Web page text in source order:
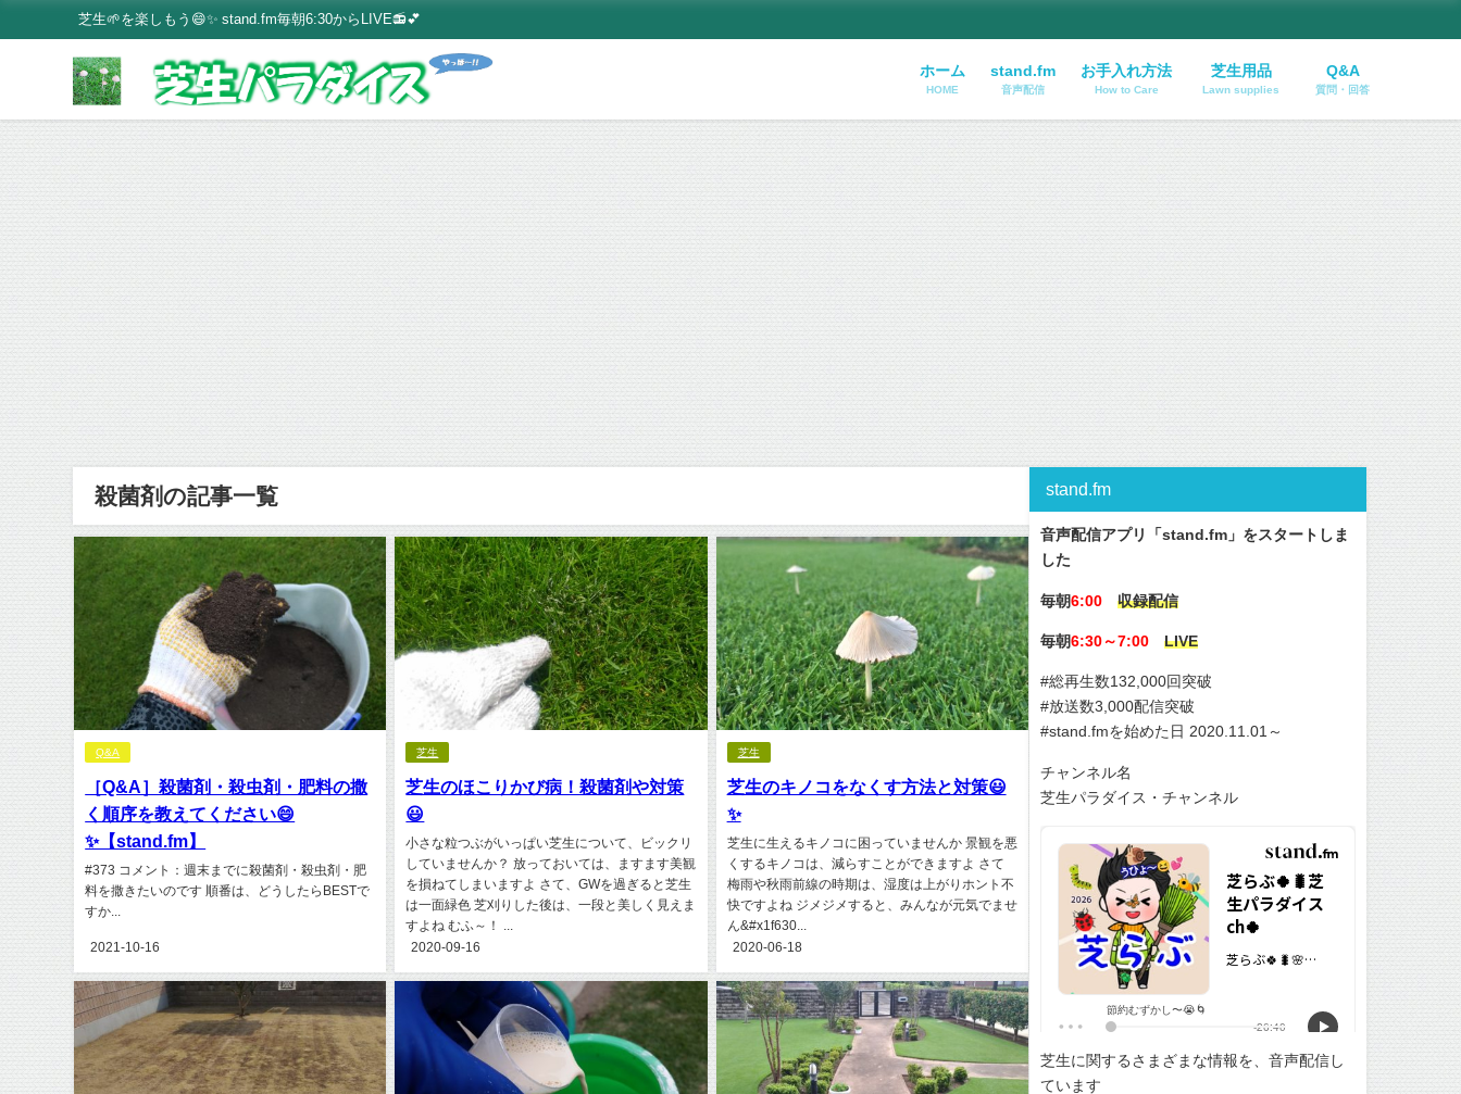
芝生🌱を楽しもう😄✨ stand.fm毎朝6:30からLIVE📻💕
ホーム
HOME
stand.fm
音声配信
お手入れ方法
How to Care
芝生用品
Lawn supplies
Q&A
質問・回答
殺菌剤の記事一覧
Q&A
［Q&A］殺菌剤・殺虫剤・肥料の撒
く順序を教えてください😄
✨【stand.fm】
#373 コメント：週末までに殺菌剤・殺虫剤・肥
料を撒きたいのです 順番は、どうしたらBESTで
すか...
2021-10-16
芝生
芝生のほこりかび病！殺菌剤や対策
😃
小さな粒つぶがいっぱい芝生について、ビックリ
していませんか？ 放っておいては、ますます美観
を損ねてしまいますよ さて、GWを過ぎると芝生
は一面緑色 芝刈りした後は、一段と美しく見えま
すよね むふ～！ ...
2020-09-16
芝生
芝生のキノコをなくす方法と対策😃
✨
芝生に生えるキノコに困っていませんか 景観を悪
くするキノコは、減らすことができますよ さて
梅雨や秋雨前線の時期は、湿度は上がりホント不
快ですよね ジメジメすると、みんなが元気でませ
ん&#x1f630...
2020-06-18
stand.fm
音声配信アプリ「stand.fm」をスタートしま
した
毎朝6:00 収録配信
毎朝6:30～7:00 LIVE
#総再生数132,000回突破
#放送数3,000配信突破
#stand.fmを始めた日 2020.11.01～
チャンネル名
芝生パラダイス・チャンネル
芝生に関するさまざまな情報を、音声配信し
ています